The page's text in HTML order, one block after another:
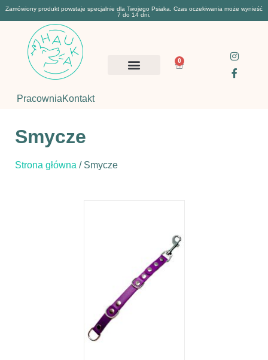
Zamówiony produkt powstaje specjalnie dla Twojego Psiaka. Czas oczekiwania może wynieść
7 do 14 dni.
PracowniaKontakt
0
Smycze
Strona główna / Smycze